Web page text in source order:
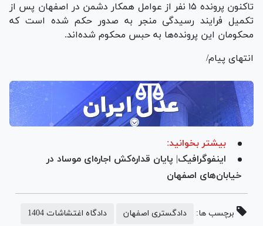
تاکنون پرونده ۱۵ نفر از عوامل همکار دشمن در اصفهان پس از
تکمیل فرایند رسیدگی منجر به صدور حکم شده است که
محکومان این پرونده‌ها به حبس محکوم شده‌اند.
انتهای پیام/
بیشتر بخوانید:
اینفوگرافیک| پایان قداره‌کش اجاره‌ای موساد در
خیابان‌های اصفهان
برچسب ها: دادگستری اصفهان دادگاه اغتشاشات 1404